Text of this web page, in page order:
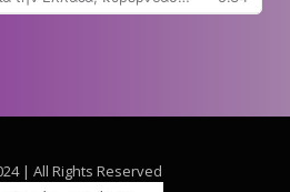
| All Rights Reserved